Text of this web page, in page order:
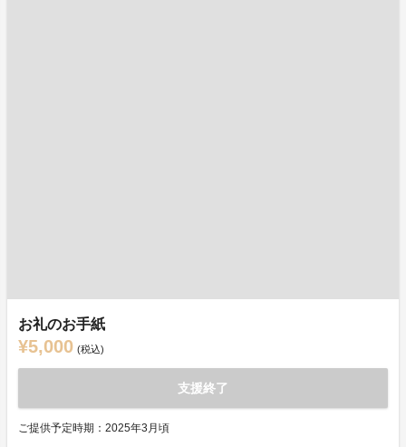
お礼のお手紙
¥5,000 (税込)
支援終了
ご提供予定時期：2025年3月頃